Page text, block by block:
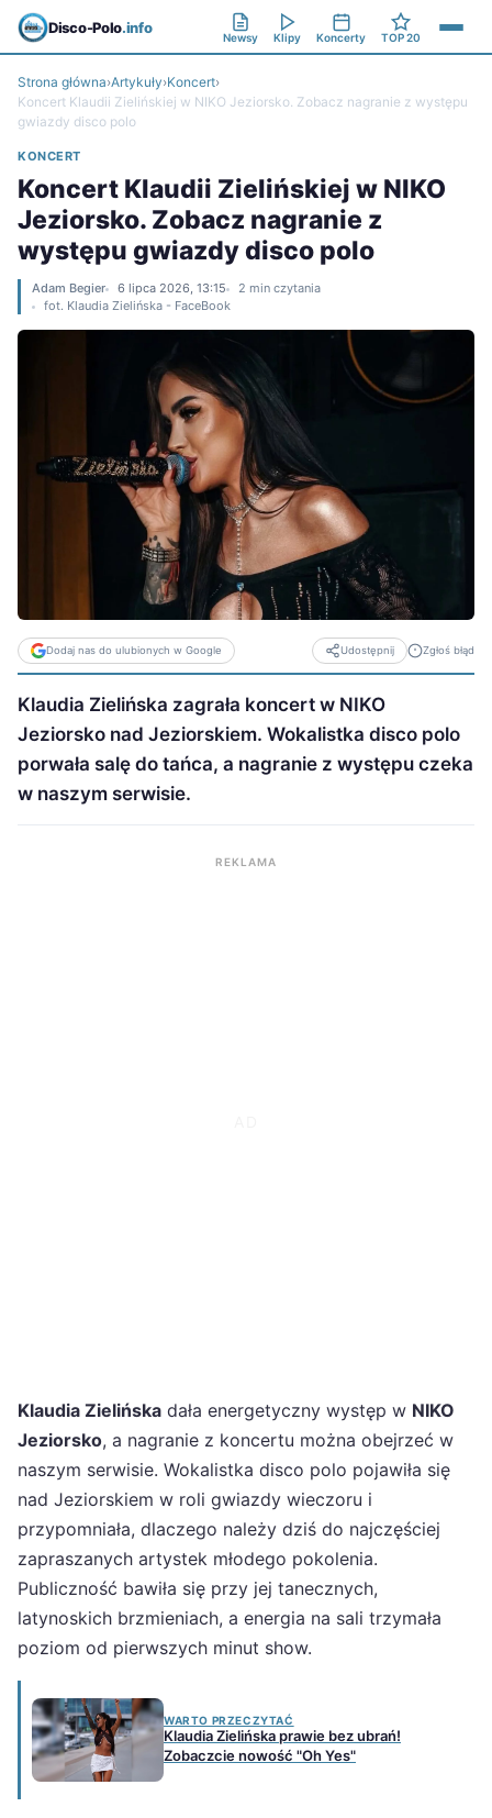
Disco-Polo.info
Newsy Klipy Koncerty TOP 20
Strona główna›Artykuły›Koncert›
Koncert Klaudii Zielińskiej w NIKO Jeziorsko. Zobacz nagranie z występu
gwiazdy disco polo
KONCERT
Koncert Klaudii Zielińskiej w NIKO
Jeziorsko. Zobacz nagranie z
występu gwiazdy disco polo
Adam Begier 6 lipca 2026, 13:15
2 min czytania
fot. Klaudia Zielińska - FaceBook
Dodaj nas do ulubionych w Google Udostępnij Zgłoś błąd
Klaudia Zielińska zagrała koncert w NIKO
Jeziorsko nad Jeziorskiem. Wokalistka disco polo
porwała salę do tańca, a nagranie z występu czeka
w naszym serwisie.
REKLAMA
Klaudia Zielińska dała energetyczny występ w NIKO
Jeziorsko, a nagranie z koncertu można obejrzeć w
naszym serwisie. Wokalistka disco polo pojawiła się
nad Jeziorskiem w roli gwiazdy wieczoru i
przypomniała, dlaczego należy dziś do najczęściej
zapraszanych artystek młodego pokolenia.
Publiczność bawiła się przy jej tanecznych,
latynoskich brzmieniach, a energia na sali trzymała
poziom od pierwszych minut show.
WARTO PRZECZYTAĆ
Klaudia Zielińska prawie bez ubrań!
Zobaczcie nowość "Oh Yes"